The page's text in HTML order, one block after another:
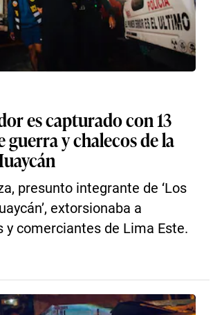
es capturado con 13
guerra y chalecos de la
presunto integrante de ‘Los
extorsionaba a
comerciantes de Lima Este.